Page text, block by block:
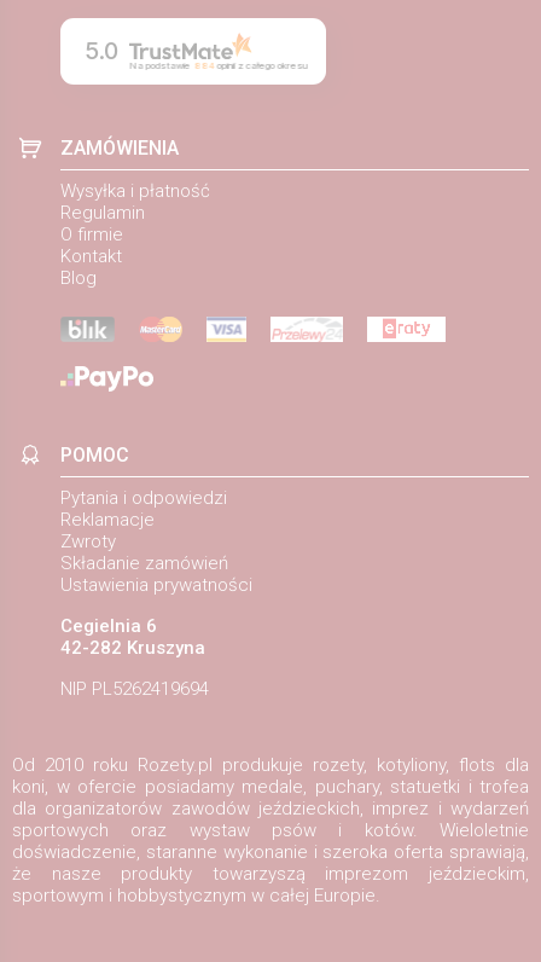
5.0
Na podstawie 884opinii z całego okresu
ZAMÓWIENIA
Wysyłka i płatność
Regulamin
O firmie
Kontakt
Blog
POMOC
Pytania i odpowiedzi
Reklamacje
Zwroty
Składanie zamówień
Ustawienia prywatności
Cegielnia 6
42-282 Kruszyna
NIP PL5262419694
Od 2010 roku Rozety.pl produkuje rozety, kotyliony, flots dla
koni, w ofercie posiadamy medale, puchary, statuetki i trofea
dla organizatorów zawodów jeździeckich, imprez i wydarzeń
sportowych oraz wystaw psów i kotów. Wieloletnie
doświadczenie, staranne wykonanie i szeroka oferta sprawiają,
że nasze produkty towarzyszą imprezom jeździeckim,
sportowym i hobbystycznym w całej Europie.